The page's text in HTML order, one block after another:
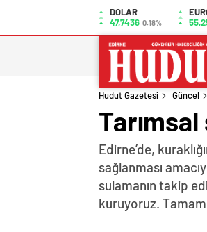
DOLAR
47,7436 0.18%
Hudut Gazetesi Güncel
Edirne’de,
sağlanması
sulamanın takip
kuruyoruz.